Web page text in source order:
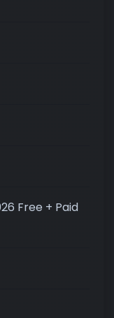
Free + Paid